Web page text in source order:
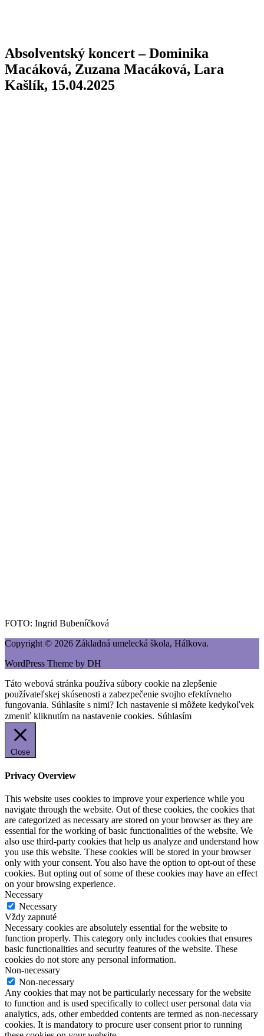
Absolventský koncert – Dominika
Macáková, Zuzana Macáková, Lara
Kašlík, 15.04.2025
FOTO: Ingrid Bubeníčková
Copyright © 2026 Základná umelecká škola, Hálkova.
WordPress Theme by DH
Táto webová stránka používa súbory cookie na zlepšenie
používateľskej skúsenosti a zabezpečenie svojho efektívneho
fungovania. Súhlasíte s nimi? Ich nastavenie si môžete kedykoľvek
zmeniť kliknutím na nastavenie cookies. Súhlasím
Close
Privacy Overview
This website uses cookies to improve your experience while you
navigate through the website. Out of these cookies, the cookies that
are categorized as necessary are stored on your browser as they are
essential for the working of basic functionalities of the website. We
also use third-party cookies that help us analyze and understand how
you use this website. These cookies will be stored in your browser
only with your consent. You also have the option to opt-out of these
cookies. But opting out of some of these cookies may have an effect
on your browsing experience.
Necessary
Necessary
Vždy zapnuté
Necessary cookies are absolutely essential for the website to
function properly. This category only includes cookies that ensures
basic functionalities and security features of the website. These
cookies do not store any personal information.
Non-necessary
Non-necessary
Any cookies that may not be particularly necessary for the website
to function and is used specifically to collect user personal data via
analytics, ads, other embedded contents are termed as non-necessary
cookies. It is mandatory to procure user consent prior to running